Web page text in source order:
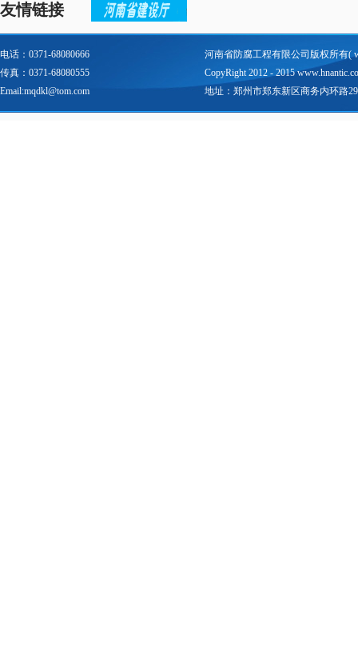
友情链接
电话：0371-68080666
传真：0371-68080555
Email:mqdkl@tom.com
河南省防腐工程有限公司版权所有(
CopyRight 2012 - 2015
地址：郑州市郑东新区商务内环